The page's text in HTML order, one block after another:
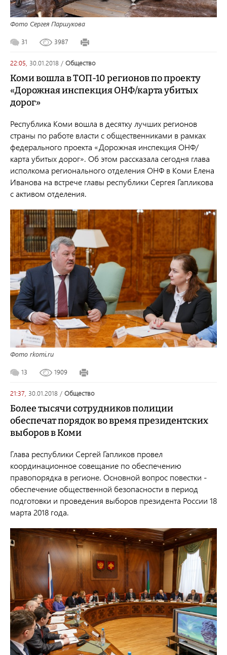
Фото Сергея Паршукова
31 3987
22:05, 30.01.2018 / общество
Коми вошла в ТОП-10 регионов по проекту
«Дорожная инспекция ОНФ/карта убитых
дорог»
Республика Коми вошла в десятку лучших регионов
страны по работе власти с общественниками в рамках
федерального проекта «Дорожная инспекция ОНФ/
карта убитых дорог». Об этом рассказала сегодня глава
исполкома регионального отделения ОНФ в Коми Елена
Иванова на встрече главы республики Сергея Гапликова
с активом отделения.
Фото rkomi.ru
13 1909
21:37, 30.01.2018 / общество
Более тысячи сотрудников полиции
обеспечат порядок во время президентских
выборов в Коми
Глава республики Сергей Гапликов провел
координационное совещание по обеспечению
правопорядка в регионе. Основной вопрос повестки -
обеспечение общественной безопасности в период
подготовки и проведения выборов президента России 18
марта 2018 года.